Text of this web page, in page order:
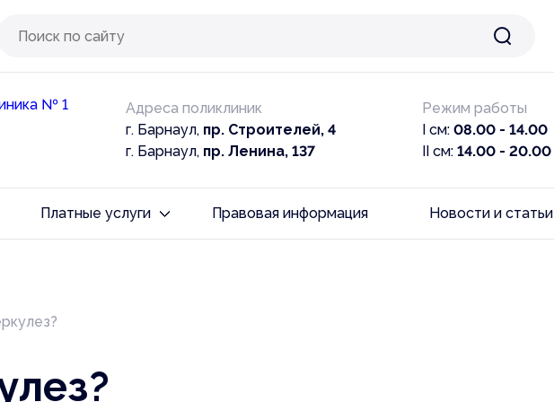
Адреса поликлиник
г. Барнаул, пр. Строителей, 4
г. Барнаул, пр. Ленина, 137
Режим работы
I см: 08.00 - 14.00
II см: 14.00 - 20.00
организации
Платные услуги
Услуги ортодонтические
Правовая информация Новости и статьи